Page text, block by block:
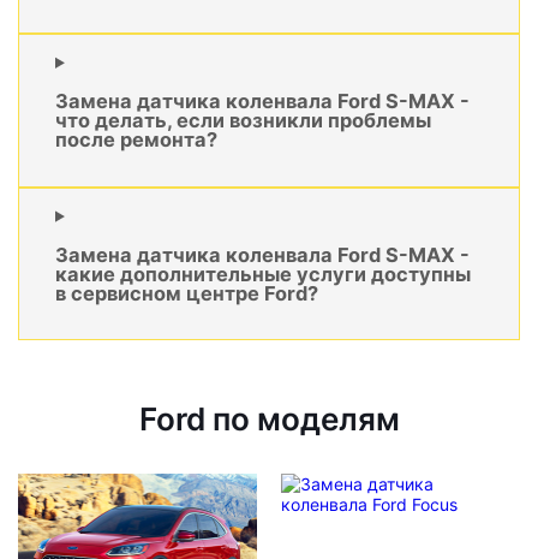
Замена датчика коленвала Ford S-MAX -
что делать, если возникли проблемы
после ремонта?
Замена датчика коленвала Ford S-MAX -
какие дополнительные услуги доступны
в сервисном центре Ford?
Ford по моделям